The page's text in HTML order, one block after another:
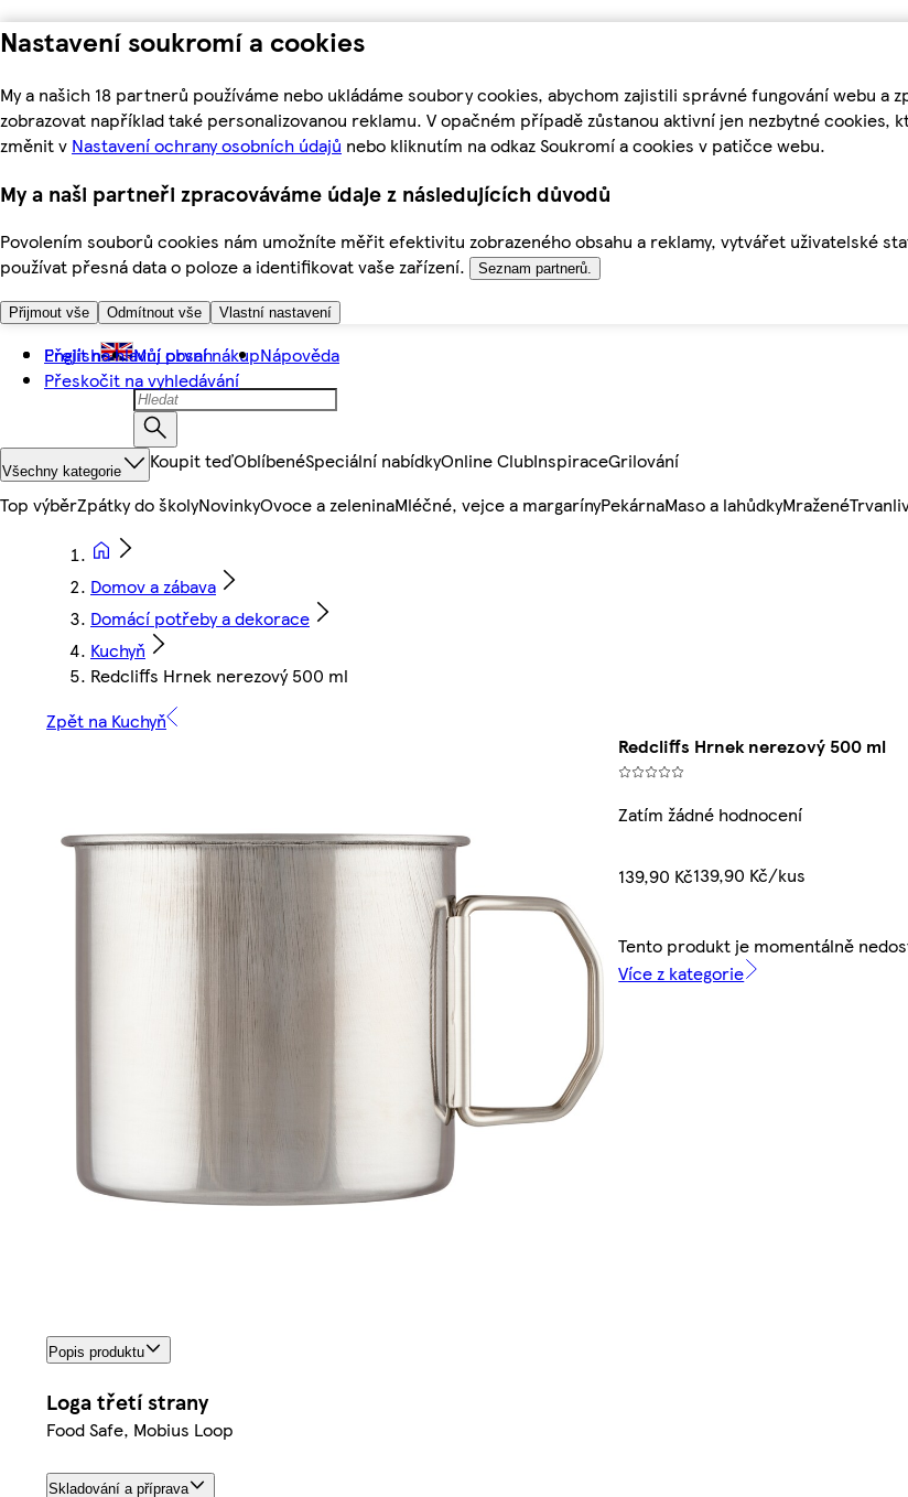
Nastavení soukromí a cookies
My a našich 18 partnerů používáme nebo ukládáme soubory cookies, abychom zajistili správné fungování webu
zobrazovat například také personalizovanou reklamu. V opačném případě zůstanou aktivní jen nezbytné
změnit v Nastavení ochrany osobních údajů nebo kliknutím na odkaz Soukromí a cookies v patičce webu.
My a naši partneři zpracováváme údaje z následujících důvodů
Povolením souborů cookies nám umožníte měřit efektivitu zobrazeného obsahu a reklamy, vytvářet uživatelské
používat přesná data o poloze a identifikovat vaše zařízení.
Seznam partnerů.
Přijmout vše Odmítnout vše Vlastní nastavení
Přejít na hlavní obsah
Přeskočit na vyhledávání
English Můj první nákupNápověda
Všechny kategorie Koupit teďOblíbenéSpeciální nabídkyOnline ClubInspiraceGrilování
Top výběrZpátky do školyNovinkyOvoce a zeleninaMléčné, vejce a margarínyPekárnaMaso a lahůdkyMražené
Domov a zábava
Domácí potřeby a dekorace
Kuchyň
Redcliffs Hrnek nerezový 500 ml
Zpět na Kuchyň
Redcliffs Hrnek nerezový 500 ml
Zatím žádné hodnocení
139,90 Kč139,90 Kč/kus
Tento produkt je momentálně
Více z kategorie
Popis produktu
Loga třetí strany
Food Safe, Mobius Loop
Skladování a příprava